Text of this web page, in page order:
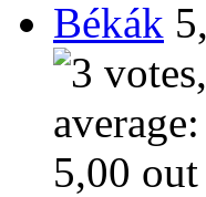
Békák